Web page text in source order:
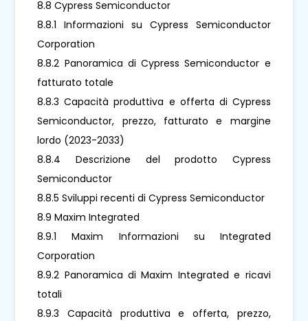
8.8 Cypress Semiconductor
8.8.1 Informazioni su Cypress Semiconductor
Corporation
8.8.2 Panoramica di Cypress Semiconductor e
fatturato totale
8.8.3 Capacità produttiva e offerta di Cypress
Semiconductor, prezzo, fatturato e margine
lordo (2023-2033)
8.8.4 Descrizione del prodotto Cypress
Semiconductor
8.8.5 Sviluppi recenti di Cypress Semiconductor
8.9 Maxim Integrated
8.9.1 Maxim Informazioni su Integrated
Corporation
8.9.2 Panoramica di Maxim Integrated e ricavi
totali
8.9.3 Capacità produttiva e offerta, prezzo,